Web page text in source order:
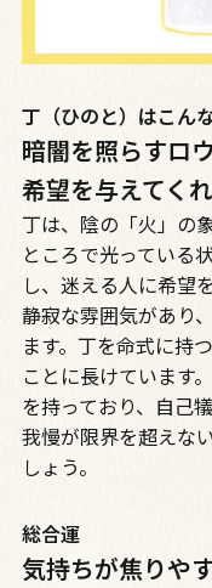
丁（ひのと）はこん
暗闇を照らすロ
希望を与えてく
丁は、陰の「火」の
ところで光っている
し、迷える人に希望
静寂な雰囲気があり
ます。丁を命式に持
ことに長けています
を持っており、自己
我慢が限界を超えな
しょう。
総合運
気持ちが焦りや